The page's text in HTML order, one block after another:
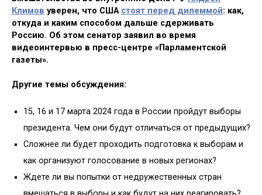
Климов уверен, что США стоят перед дилеммой: как,
откуда и каким способом дальше сдерживать
Россию. Об этом сенатор заявил во время
видеоинтервью в пресс-центре «Парламентской
газеты».
Другие темы обсуждения:
15, 16 и 17 марта 2024 года в России пройдут выборы
президента. Чем они будут отличаться от предыдущих?
Сложнее ли будет проходить подготовка к выборам и
как организуют голосование в новых регионах?
Ждете ли вы попытки от недружественных стран